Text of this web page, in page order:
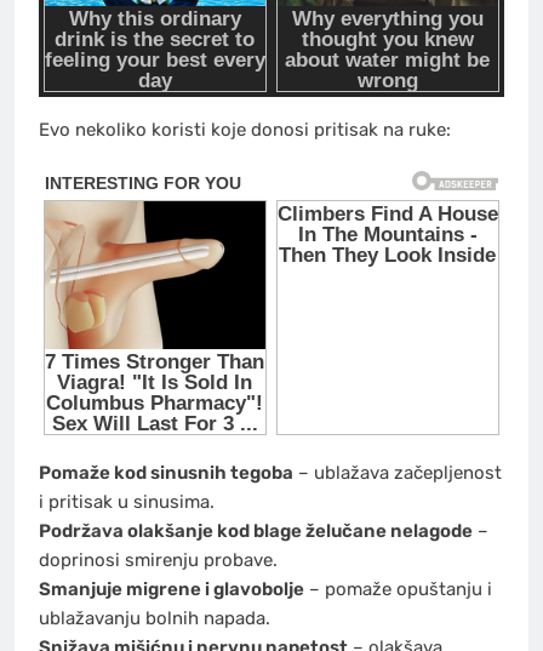
Evo nekoliko koristi koje donosi pritisak na ruke:
Pomaže kod sinusnih tegoba – ublažava začepljenost
i pritisak u sinusima.
Podržava olakšanje kod blage želučane nelagode –
doprinosi smirenju probave.
Smanjuje migrene i glavobolje – pomaže opuštanju i
ublažavanju bolnih napada.